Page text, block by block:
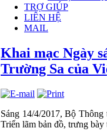
TRỢ GIÚP
LIÊN HỆ
MAIL
Khai mạc Ngày
Trường Sa của
Sáng 14/4/2017, Bộ
Triển lãm bản đồ, trưng